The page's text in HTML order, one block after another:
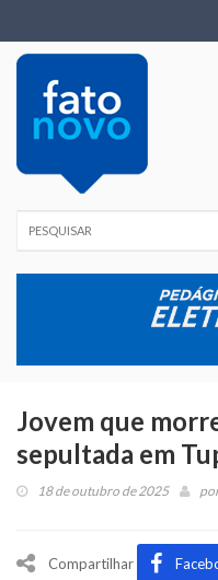
Jovem que
sepultada em
18 de outubro de 2025
Compartilhar